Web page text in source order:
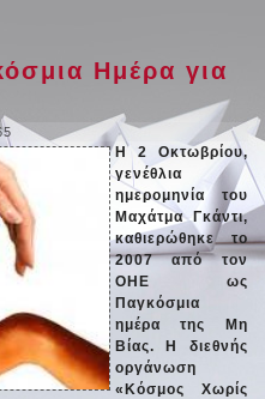
Ημέρα για
Η 2 Οκτωβρίου,
γενέθλια
ημερομηνία του
Μαχάτμα Γκάντι,
καθιερώθηκε το
2007 από τον
ΟΗΕ ως
Παγκόσμια
ημέρα της Μη
Βίας. Η διεθνής
οργάνωση
«Κόσμος Χωρίς